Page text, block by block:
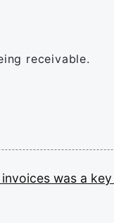
receivable.
invoices was a key